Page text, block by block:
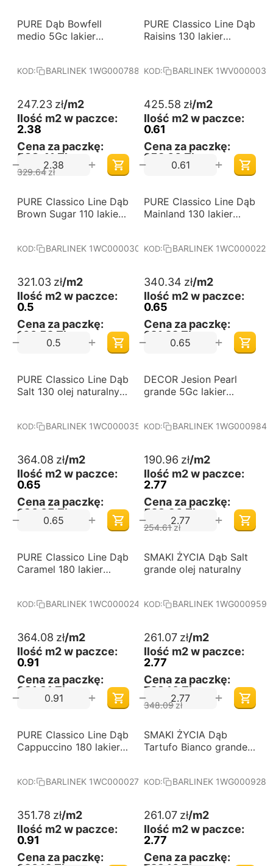
-25%
Darmowa dostawa
od 60 m2
PURE Dąb Bowfell
medio 5Gc lakier
KOD: BARLINEK 1WG000788
247.23 zł/m2
Ilość m2 w paczce:
2.38
Cena za paczkę:
588,41 Zł
329.64zł
+
−
Darmowa dostawa
od 60 m2
PURE Classico Line Dąb
Raisins 130 lakier
KOD: BARLINEK 1WV000003
425.58 zł/m2
Ilość m2 w paczce:
0.61
Cena za paczkę:
259,60 Zł
+
−
Darmowa dostawa
od 60 m2
PURE Classico Line Dąb
Brown Sugar 110 lakier
KOD: BARLINEK 1WC000030
321.03 zł/m2
Ilość m2 w paczce:
0.5
Cena za paczkę:
160,52 Zł
+
−
Darmowa dostawa
od 60 m2
PURE Classico Line Dąb
Mainland 130 lakier
KOD: BARLINEK 1WC000022
340.34 zł/m2
Ilość m2 w paczce:
0.65
Cena za paczkę:
221,22 Zł
+
−
Darmowa dostawa
od 60 m2
PURE Classico Line Dąb
Salt 130 olej naturalny
KOD: BARLINEK 1WC000035
364.08 zł/m2
Ilość m2 w paczce:
0.65
Cena za paczkę:
236,65 Zł
+
−
-25%
Darmowa dostawa
od 60 m2
DECOR Jesion Pearl
grande 5Gc lakier
KOD: BARLINEK 1WG000984
190.96 zł/m2
Ilość m2 w paczce:
2.77
Cena za paczkę:
528,96 Zł
254.61zł
+
−
Darmowa dostawa
od 60 m2
PURE Classico Line Dąb
Caramel 180 lakier
KOD: BARLINEK 1WC000024
364.08 zł/m2
Ilość m2 w paczce:
0.91
Cena za paczkę:
331,31 Zł
+
−
-25%
Darmowa dostawa
od 60 m2
SMAKI ŻYCIA Dąb Salt
grande olej naturalny
KOD: BARLINEK 1WG000959
261.07 zł/m2
Ilość m2 w paczce:
2.77
Cena za paczkę:
723,16 Zł
348.09zł
+
−
Darmowa dostawa
od 60 m2
PURE Classico Line Dąb
Cappuccino 180 lakier
KOD: BARLINEK 1WC000027
351.78 zł/m2
Ilość m2 w paczce:
0.91
Cena za paczkę:
-25%
Darmowa dostawa
od 60 m2
SMAKI ŻYCIA Dąb
Tartufo Bianco grande
KOD: BARLINEK 1WG000928
261.07 zł/m2
Ilość m2 w paczce:
2.77
Cena za paczkę: